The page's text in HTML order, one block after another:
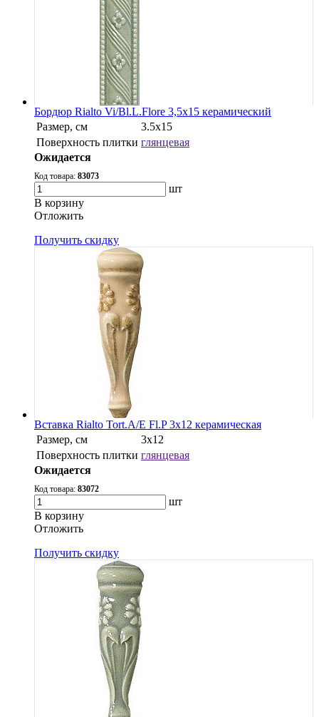
Бордюр Rialto Vi/Bl.L.Flore 3,5x15 керамический
Размер, см
3.5x15
Поверхность плитки глянцевая
Ожидается
Код товара: 83073
шт
В корзину
Oтложить
Получить скидку
Вставка Rialto Tort.A/E Fl.P 3x12 керамическая
Размер, см
3x12
Поверхность плитки глянцевая
Ожидается
Код товара: 83072
шт
В корзину
Oтложить
Получить скидку